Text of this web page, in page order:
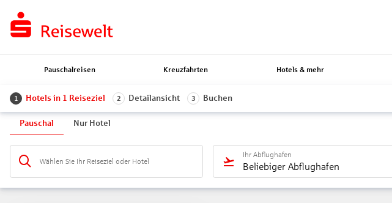
Pauschalreisen Kreuzfahrten Hotels & mehr
1 Hotels in 1 Reiseziel 2 Detailansicht 3 Buchen
Pauschal Nur Hotel
Wählen Sie Ihr Reiseziel oder Hotel
Ihr Abflughafen
Beliebiger Abflughafen